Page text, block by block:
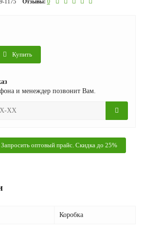
1175 Отзывы: 0
Купить
и менеждер позвонит Вам.
Запросить оптовый прайс. Скидка до 25%
Коробка